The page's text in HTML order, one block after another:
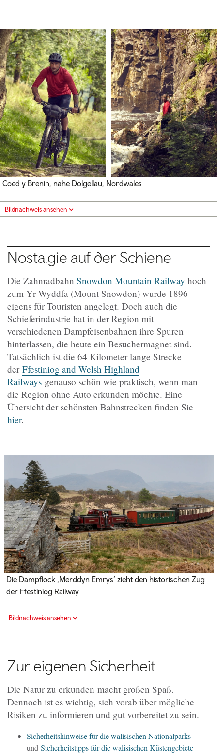
Coed y Brenin, nahe Dolgellau, Nordwales
Bildnachweis ansehen
Nostalgie auf der Schiene
Die Zahnradbahn Snowdon Mountain Railway hoch
zum Yr Wyddfa (Mount Snowdon) wurde 1896
eigens für Touristen angelegt. Doch auch die
Schieferindustrie hat in der Region mit
verschiedenen Dampfeisenbahnen ihre Spuren
hinterlassen, die heute ein Besuchermagnet sind.
Tatsächlich ist die 64 Kilometer lange Strecke
der Ffestiniog and Welsh Highland
Railways genauso schön wie praktisch, wenn man
die Region ohne Auto erkunden möchte. Eine
Übersicht der schönsten Bahnstrecken finden Sie
hier.
Die Dampflock ‚Merddyn Emrys‘ zieht den historischen Zug
der Ffestiniog Railway
Bildnachweis ansehen
Zur eigenen Sicherheit
Die Natur zu erkunden macht großen Spaß.
Dennoch ist es wichtig, sich vorab über mögliche
Risiken zu informieren und gut vorbereitet zu sein.
Sicherheitshinweise für die walisischen Nationalparks
und Sicherheitstipps für die walisischen Küstengebiete